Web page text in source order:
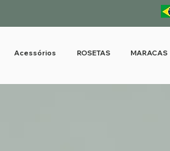
Acessórios ROSETAS MARACAS